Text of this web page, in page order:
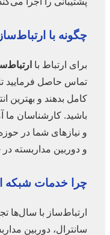
چگونه با ارتباط‌ساز در
برای ارتباط باارتباط‌ساز
تماس حاصل فرمایید تا
کامل بدهند و بهترین
باشید. کارشناسان ما
و نیازهای شما در حوزه
و دوربین مداربسته در
چراخدمات شبکه
ارتباط‌ساز با سال‌ها
سانترال، دوربین